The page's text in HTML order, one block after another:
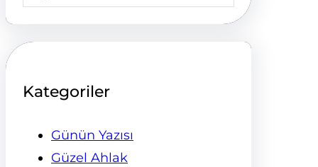
Kategoriler
Günün Yazısı
Güzel Ahlak